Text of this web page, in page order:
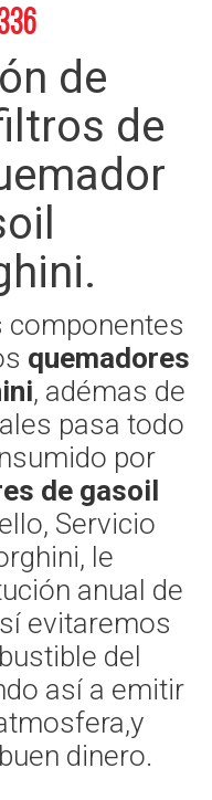
de
de
componentes
quemadores
, adémas de
pasa todo
por
de gasoil
Servicio
le
anual de
evitaremos
del
así a emitir
dinero.